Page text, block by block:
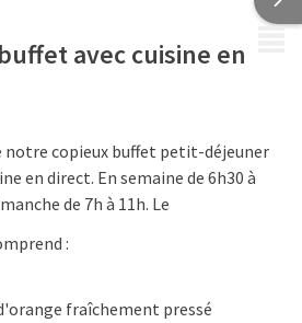
avec cuisine en
notre copieux buffet petit-déjeuner
en direct. En semaine de 6h30 à
de 7h à 11h. Le
:
fraîchement pressé